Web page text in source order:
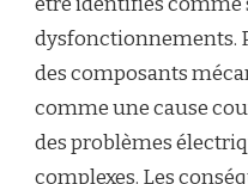
dysfonctionnements.
des composants
comme une cause
des problèmes
complexes. Les